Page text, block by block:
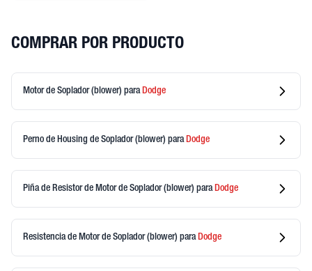
COMPRAR POR PRODUCTO
Motor de Soplador (blower) para Dodge
Perno de Housing de Soplador (blower) para Dodge
Piña de Resistor de Motor de Soplador (blower) para Dodge
Resistencia de Motor de Soplador (blower) para Dodge